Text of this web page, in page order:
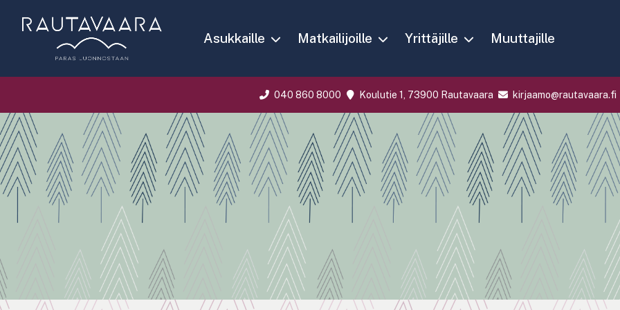
Asukkaille Matkailijoille Yrittäjille Muuttajille
040 860 8000 Koulutie 1, 73900 Rautavaara kirjaamo@rautavaara.fi